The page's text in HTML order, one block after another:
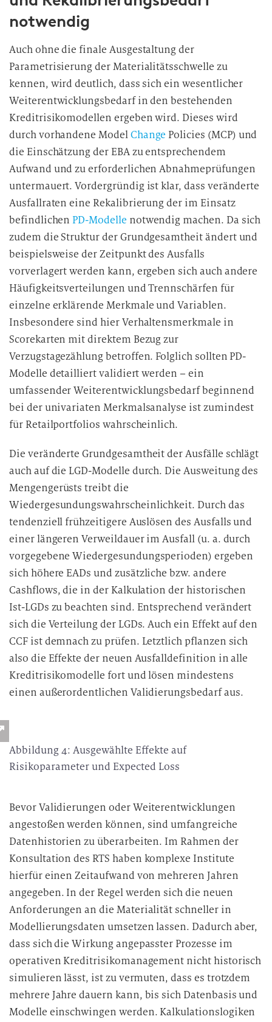
notwendig
Auch ohne die finale Ausgestaltung der
Parametrisierung der Materialitätsschwelle zu
kennen, wird deutlich, dass sich ein wesentlicher
Weiterentwicklungsbedarf in den bestehenden
Kreditrisikomodellen ergeben wird. Dieses wird
durch vorhandene ModelChange Policies (MCP) und
die Einschätzung der EBA zu entsprechendem
Aufwand und zu erforderlichen Abnahmeprüfungen
untermauert. Vordergründig ist klar, dass veränderte
Ausfallraten eine Rekalibrierung der im Einsatz
befindlichenPD-Modelle notwendig machen. Da sich
zudem die Struktur der Grundgesamtheit ändert und
beispielsweise der Zeitpunkt des Ausfalls
vorverlagert werden kann, ergeben sich auch andere
Häufigkeitsverteilungen und Trennschärfen für
einzelne erklärende Merkmale und Variablen.
Insbesondere sind hier Verhaltensmerkmale in
Scorekarten mit direktem Bezug zur
Verzugstagezählung betroffen. Folglich sollten PD-
Modelle detailliert validiert werden – ein
umfassender Weiterentwicklungsbedarf beginnend
bei der univariaten Merkmalsanalyse ist zumindest
für Retailportfolios wahrscheinlich.
Die veränderte Grundgesamtheit der Ausfälle schlägt
auch auf die LGD-Modelle durch. Die Ausweitung des
Mengengerüsts treibt die
Wiedergesundungswahrscheinlichkeit. Durch das
tendenziell frühzeitigere Auslösen des Ausfalls und
einer längeren Verweildauer im Ausfall (u. a. durch
vorgegebene Wiedergesundungsperioden) ergeben
sich höhere EADs und zusätzliche bzw. andere
Cashflows, die in der Kalkulation der historischen
Ist-LGDs zu beachten sind. Entsprechend verändert
sich die Verteilung der LGDs. Auch ein Effekt auf den
CCF ist demnach zu prüfen. Letztlich pflanzen sich
also die Effekte der neuen Ausfalldefinition in alle
Kreditrisikomodelle fort und lösen mindestens
einen außerordentlichen Validierungsbedarf aus.
Abbildung 4: Ausgewählte Effekte auf
Risikoparameter und Expected Loss
Bevor Validierungen oder Weiterentwicklungen
angestoßen werden können, sind umfangreiche
Datenhistorien zu überarbeiten. Im Rahmen der
Konsultation des RTS haben komplexe Institute
hierfür einen Zeitaufwand von mehreren Jahren
angegeben. In der Regel werden sich die neuen
Anforderungen an die Materialität schneller in
Modellierungsdaten umsetzen lassen. Dadurch aber,
dass sich die Wirkung angepasster Prozesse im
operativen Kreditrisikomanagement nicht historisch
simulieren lässt, ist zu vermuten, dass es trotzdem
mehrere Jahre dauern kann, bis sich Datenbasis und
Modelle einschwingen werden. Kalkulationslogiken